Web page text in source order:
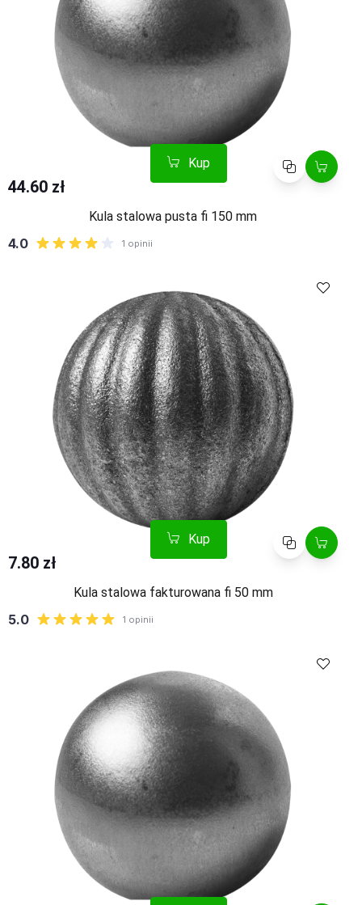
Kup Porównaj
44.60 zł
Kula stalowa pusta fi 150 mm
Kup Porównaj
7.80 zł
Kula stalowa fakturowana fi 50 mm